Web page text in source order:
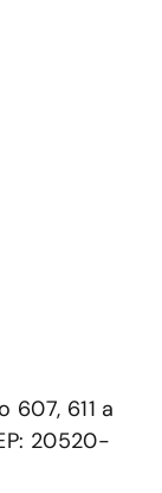
607, 611 a
20520-